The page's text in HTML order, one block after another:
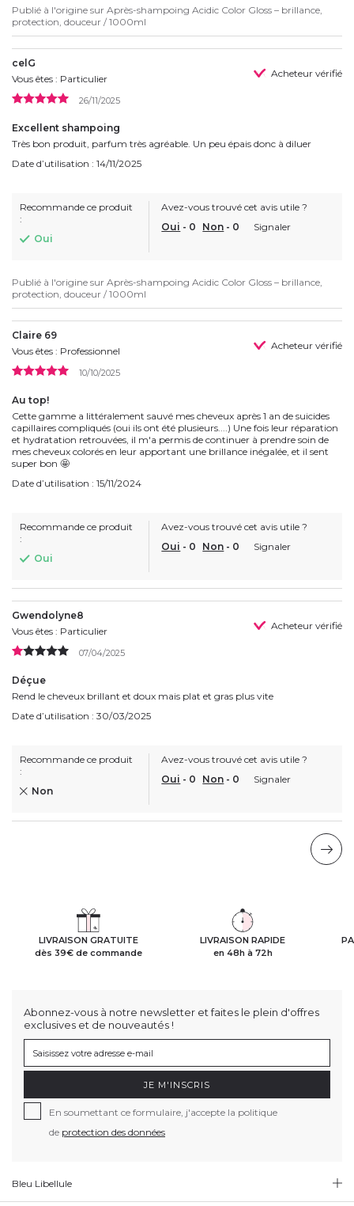
Publié à l'origine sur Après-shampoing Acidic Color Gloss – brillance,
protection, douceur / 1000ml
celG
Vous êtes : Particulier
Acheteur vérifié
26/11/2025
Excellent shampoing
Très bon produit, parfum très agréable. Un peu épais donc à diluer
Date d’utilisation : 14/11/2025
Recommande ce produit
:
Oui
Avez-vous trouvé cet avis utile ?
Oui - 0 Non - 0 Signaler
Publié à l'origine sur Après-shampoing Acidic Color Gloss – brillance,
protection, douceur / 1000ml
Claire 69
Vous êtes : Professionnel
Acheteur vérifié
10/10/2025
Au top!
Cette gamme a littéralement sauvé mes cheveux après 1 an de suicides
capillaires compliqués (oui ils ont été plusieurs....) Une fois leur réparation
et hydratation retrouvées, il m'a permis de continuer à prendre soin de
mes cheveux colorés en leur apportant une brillance inégalée, et il sent
super bon 🤩
Date d’utilisation : 15/11/2024
Recommande ce produit
:
Oui
Avez-vous trouvé cet avis utile ?
Oui - 0 Non - 0 Signaler
Gwendolyne8
Vous êtes : Particulier
Acheteur vérifié
07/04/2025
Déçue
Rend le cheveux brillant et doux mais plat et gras plus vite
Date d’utilisation : 30/03/2025
Recommande ce produit
:
Non
Avez-vous trouvé cet avis utile ?
Oui - 0 Non - 0 Signaler
LIVRAISON GRATUITE
dès 39€ de commande
LIVRAISON RAPIDE
en 48h à 72h
Abonnez-vous à notre newsletter et faites le plein d'offres
exclusives et de nouveautés !
JE M'INSCRIS
En soumettant ce formulaire, j'accepte la politique
de protection des données
Bleu Libellule